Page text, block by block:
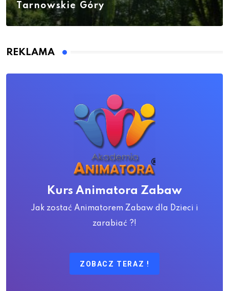
Tarnowskie Góry
REKLAMA
Kurs Animatora Zabaw
Jak zostać Animatorem Zabaw dla Dzieci i
zarabiać ?!
ZOBACZ TERAZ !